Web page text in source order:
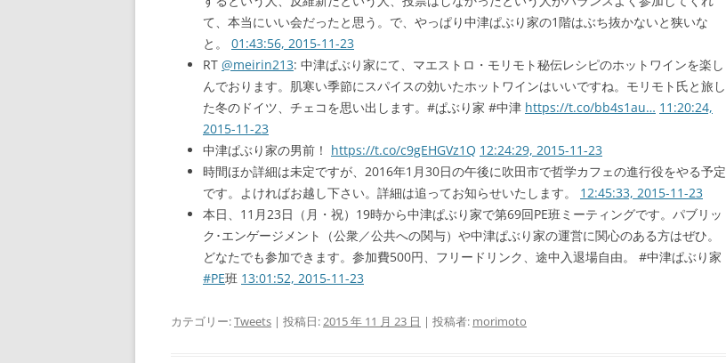
て、本当にいい会だったと思う。で、やっぱり中津ぱぶり家の1階はぶち抜かないと狭いな
と。 01:43:56, 2015-11-23
RT @meirin213: 中津ぱぶり家にて、マエストロ・モリモト秘伝レシピのホットワインを楽し
んでおります。肌寒い季節にスパイスの効いたホットワインはいいですね。モリモト氏と旅し
た冬のドイツ、チェコを思い出します。#ぱぶり家 #中津 https://t.co/bb4s1au… 11:20:24,
2015-11-23
中津ぱぶり家の男前！ https://t.co/c9gEHGVz1Q 12:24:29, 2015-11-23
時間ほか詳細は未定ですが、2016年1月30日の午後に吹田市で哲学カフェの進行役をやる予定
です。よければお越し下さい。詳細は追ってお知らせいたします。 12:45:33, 2015-11-23
本日、11月23日（月・祝）19時から中津ぱぶり家で第69回PE班ミーティングです。パブリッ
ク･エンゲージメント（公衆／公共への関与）や中津ぱぶり家の運営に関心のある方はぜひ。
どなたでも参加できます。参加費500円、フリードリンク、途中入退場自由。 #中津ぱぶり家
#PE班 13:01:52, 2015-11-23
カテゴリー:Tweets | 投稿日:2015 年 11 月 23 日 | 投稿者: morimoto